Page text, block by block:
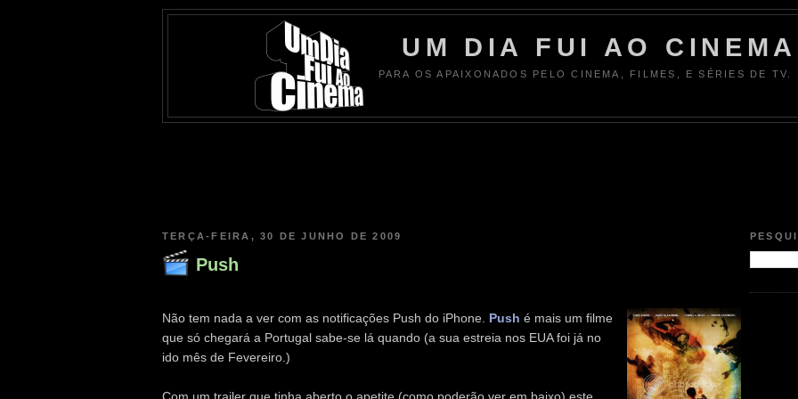
UM DIA FUI AO CINEMA
PARA OS APAIXONADOS PELO CINEMA, FILMES, E SÉRIES DE TV.
TERÇA-FEIRA, 30 DE JUNHO DE 2009
Push
Não tem nada a ver com as notificações Push do iPhone. Push é mais um filme
que só chegará a Portugal sabe-se lá quando (a sua estreia nos EUA foi já no
ido mês de Fevereiro.)